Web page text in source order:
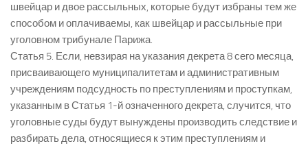
швейцар и двое рассыльных, которые будут избраны тем же
способом и оплачиваемы, как швейцар и рассыльные при
уголовном трибунале Парижа.
Статья 5. Если, невзирая на указания декрета 8 сего месяца,
присваивающего муниципалитетам и административным
учреждениям подсудность по преступлениям и проступкам,
указанным в Статья 1-й означенного декрета, случится, что
уголовные суды будут вынуждены производить следствие и
разбирать дела, относящиеся к этим преступлениям и